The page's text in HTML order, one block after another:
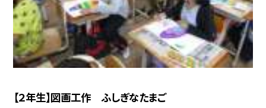
【２年生】図画工作 ふしぎなたまご